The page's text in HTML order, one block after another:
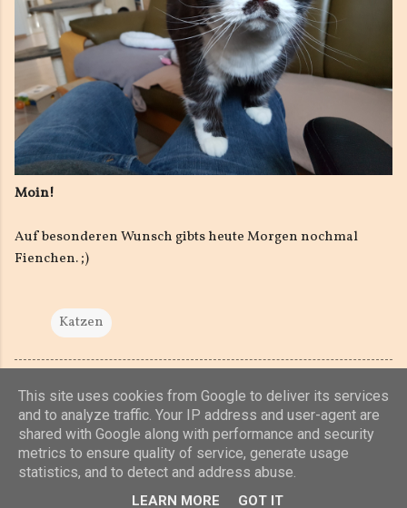
Moin!
Auf besonderen Wunsch gibts heute Morgen nochmal
Fienchen. ;)
Katzen
Powered by Blogger
This site uses cookies from Google to deliver its services
and to analyze traffic. Your IP address and user-agent are
shared with Google along with performance and security
metrics to ensure quality of service, generate usage
statistics, and to detect and address abuse.
LEARN MORE GOT IT